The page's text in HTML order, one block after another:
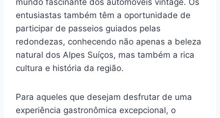
mundo fascinante dos automóveis vintage. Os
entusiastas também têm a oportunidade de
participar de passeios guiados pelas
redondezas, conhecendo não apenas a beleza
natural dos Alpes Suíços, mas também a rica
cultura e história da região.
Para aqueles que desejam desfrutar de uma
experiência gastronômica excepcional, o